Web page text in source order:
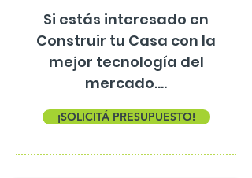
Si estás interesado en
Construir tu Casa con la
mejor tecnología del
mercado....
¡SOLICITÁ PRESUPUESTO!